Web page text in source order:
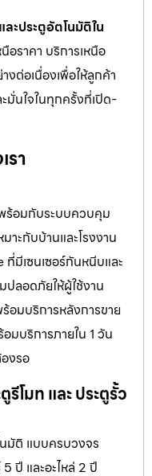
ละประตูอัตโนมัติใน
ราคา บริการเหนือ
ต่อเนื่องเพื่อให้ลูกค้า
มั่นใจในทุกครั้งที่เปิด-
รา
พร้อมกับระบบควบคุม
าะกับบ้านและโรงงาน
มีเซนเซอร์กันหนีบและ
ปลอดภัยให้ผู้ใช้งาน
อมบริการหลังการขาย
มบริการภายใน 1 วัน
งรอ
โมท และ ประตูรั้ว
มัติ แบบครบวงจร
ปี และอะไหล่ 2 ปี